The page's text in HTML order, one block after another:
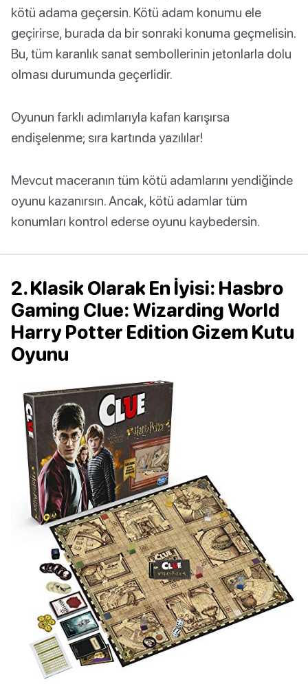
kötü adama geçersin. Kötü adam konumu ele
geçirirse, burada da bir sonraki konuma geçmelisin.
Bu, tüm karanlık sanat sembollerinin jetonlarla dolu
olması durumunda geçerlidir.
Oyunun farklı adımlarıyla kafan karışırsa
endişelenme; sıra kartında yazılılar!
Mevcut maceranın tüm kötü adamlarını yendiğinde
oyunu kazanırsın. Ancak, kötü adamlar tüm
konumları kontrol ederse oyunu kaybedersin.
2. Klasik Olarak En İyisi: Hasbro
Gaming Clue: Wizarding World
Harry Potter Edition Gizem Kutu
Oyunu